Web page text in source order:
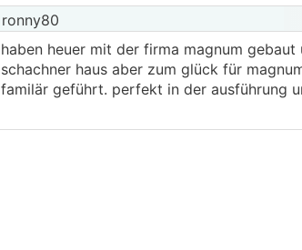
ronny80
haben heuer mit der firma magnum
schachner haus aber zum glück für
familär geführt. perfekt in der ausführung